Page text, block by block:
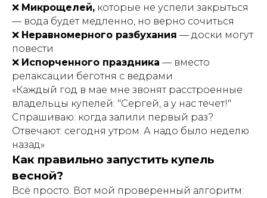
❌ Микрощелей, которые не успели закрыться
— вода будет медленно, но верно сочиться
❌ Неравномерного разбухания — доски могут
повести
❌ Испорченного праздника — вместо
релаксации беготня с ведрами
«Каждый год в мае мне звонят расстроенные
владельцы купелей: "Сергей, а у нас течет!"
Спрашиваю: когда залили первый раз?
Отвечают: сегодня утром. А надо было неделю
назад»
Как правильно запустить купель
весной?
Всё просто. Вот мой проверенный алгоритм: